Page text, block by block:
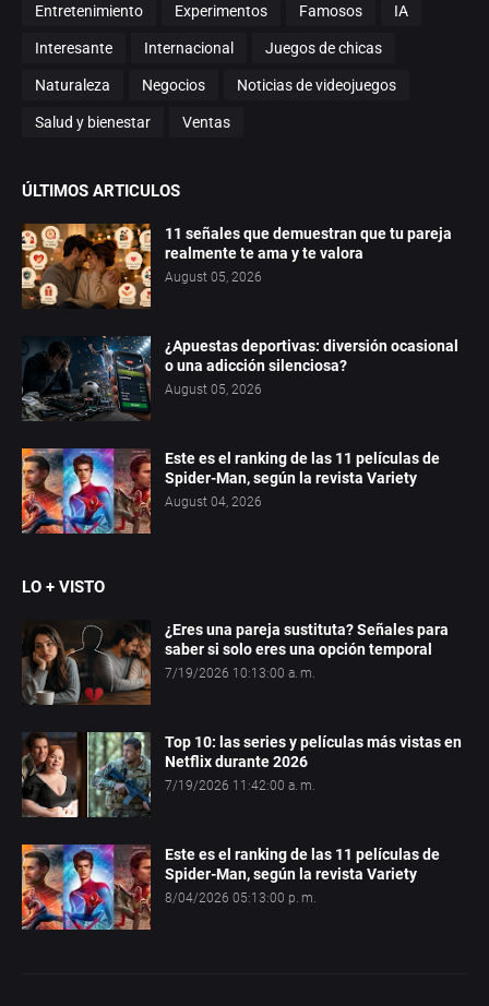
Entretenimiento Experimentos Famosos IA
Interesante Internacional Juegos de chicas
Naturaleza Negocios Noticias de videojuegos
Salud y bienestar Ventas
ÚLTIMOS ARTICULOS
11 señales que demuestran que tu pareja
realmente te ama y te valora
August 05, 2026
¿Apuestas deportivas: diversión ocasional
o una adicción silenciosa?
August 05, 2026
Este es el ranking de las 11 películas de
Spider-Man, según la revista Variety
August 04, 2026
LO + VISTO
¿Eres una pareja sustituta? Señales para
saber si solo eres una opción temporal
7/19/2026 10:13:00 a. m.
Top 10: las series y películas más vistas en
Netflix durante 2026
7/19/2026 11:42:00 a. m.
Este es el ranking de las 11 películas de
Spider-Man, según la revista Variety
8/04/2026 05:13:00 p. m.